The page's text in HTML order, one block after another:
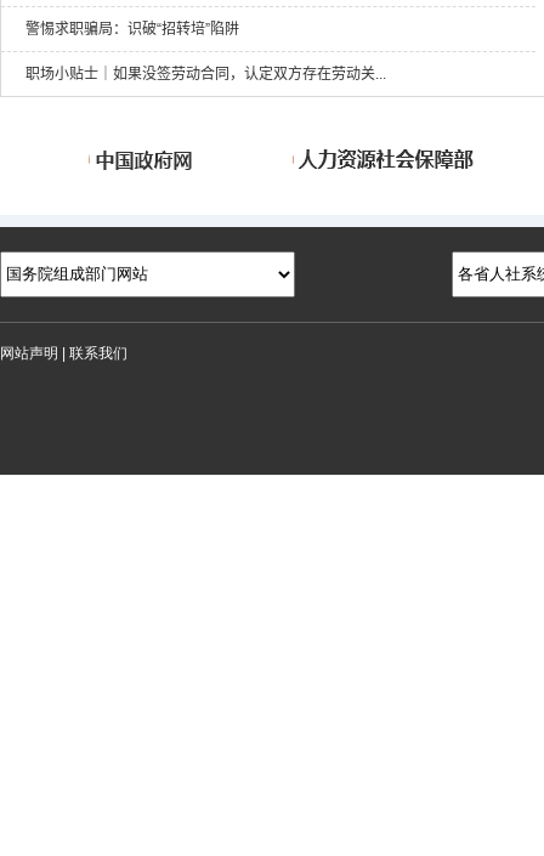
警惕求职骗局：识破“招转培”陷阱
职场小贴士｜如果没签劳动合同，认定双方存在劳动关...